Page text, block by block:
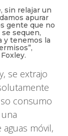
sin relajar un
apurar
gente que no
sequen,
y tenemos la
se extrajo
consumo
móvil,